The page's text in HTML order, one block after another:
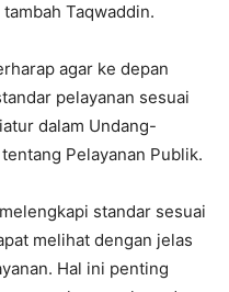
Taqwaddin.
agar ke depan
pelayanan sesuai
dalam Undang-
Pelayanan Publik.
standar sesuai
melihat dengan jelas
Hal ini penting